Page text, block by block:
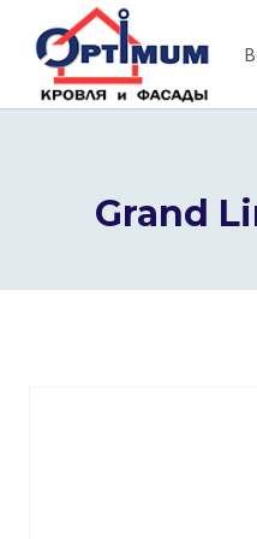
содержимому
Grand